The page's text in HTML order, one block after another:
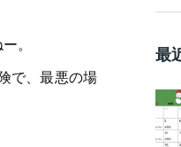
。
で、最悪の場
最